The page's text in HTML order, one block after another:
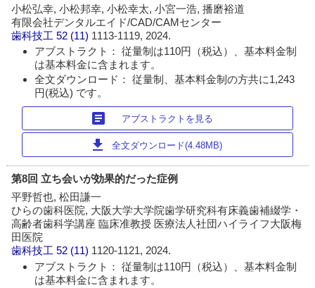
小松弘幸, 小松邦幸, 小松幸太, 小宮一浩, 播磨裕道
有限会社デンタルエイド/CAD/CAMセンター
歯科技工 52 (11) 1113-1119, 2024.
アブストラクト： 従量制は110円（税込）、基本料金制
は基本料金に含まれます。
全文ダウンロード： 従量制、基本料金制の方共に1,243
円(税込) です。
article アブストラクトを見る
download 全文ダウンロード(4.48MB)
第8回 立ち会いが効果的だった症例
平野哲也, 松田謙一
ひらの歯科医院, 大阪大学大学院歯学研究科有床義歯補綴学・
高齢者歯科学講座 臨床准教授 医療法人社団ハイライフ大阪梅
田医院
歯科技工 52 (11) 1120-1121, 2024.
アブストラクト： 従量制は110円（税込）、基本料金制
は基本料金に含まれます。